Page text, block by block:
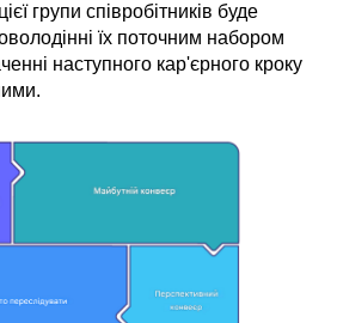
групи співробітників буде
їх поточним набором
наступного кар'єрного кроку